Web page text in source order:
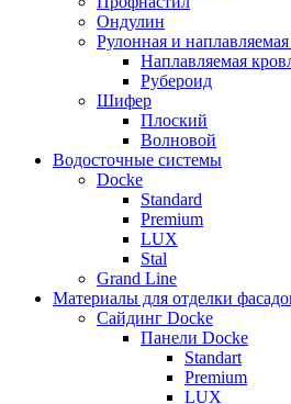
Ондулин
Рулонная и
Наплавляемая
Рубероид
Шифер
Плоский
Волновой
Водосточные системы
Docke
Standard
Premium
LUX
Stal
Grand Line
Материалы для отделки
Сайдинг Docke
Панели Docke
Standart
Premium
LUX